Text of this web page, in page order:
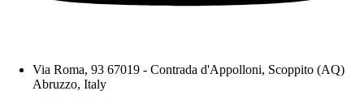
Via Roma, 93 67019 - Contrada d'Appolloni, Scoppito (AQ)
Abruzzo, Italy